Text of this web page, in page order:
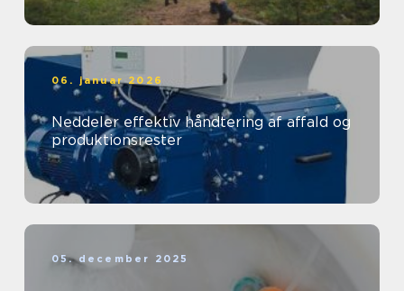
06. januar 2026
Neddeler effektiv håndtering af affald og
produktionsrester
05. december 2025